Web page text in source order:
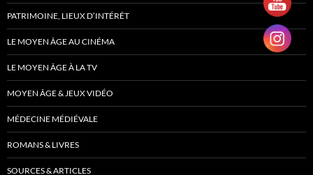
PATRIMOINE, LIEUX D’INTÉRÊT
LE MOYEN ÂGE AU CINÉMA
LE MOYEN ÂGE À LA TV
MOYEN ÂGE & JEUX VIDÉO
MÉDECINE MÉDIÉVALE
ROMANS & LIVRES
SOURCES & ARTICLES